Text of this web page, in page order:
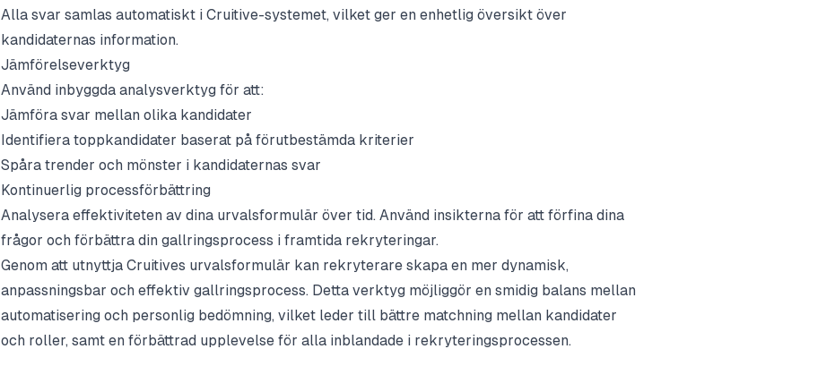
Alla svar samlas automatiskt i Cruitive-systemet, vilket ger en enhetlig översikt över
kandidaternas information.
Jämförelseverktyg
Använd inbyggda analysverktyg för att:
Jämföra svar mellan olika kandidater
Identifiera toppkandidater baserat på förutbestämda kriterier
Spåra trender och mönster i kandidaternas svar
Kontinuerlig processförbättring
Analysera effektiviteten av dina urvalsformulär över tid. Använd insikterna för att förfina dina
frågor och förbättra din gallringsprocess i framtida rekryteringar.
Genom att utnyttja Cruitives urvalsformulär kan rekryterare skapa en mer dynamisk,
anpassningsbar och effektiv gallringsprocess. Detta verktyg möjliggör en smidig balans mellan
automatisering och personlig bedömning, vilket leder till bättre matchning mellan kandidater
och roller, samt en förbättrad upplevelse för alla inblandade i rekryteringsprocessen.